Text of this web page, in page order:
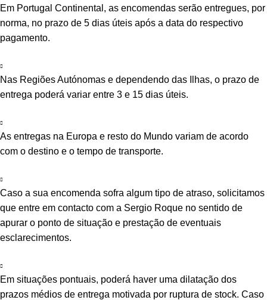
Em Portugal Continental, as encomendas serão entregues, por
norma, no prazo de 5 dias úteis após a data do respectivo
pagamento.
Nas Regiões Autónomas e dependendo das Ilhas, o prazo de
entrega poderá variar entre 3 e 15 dias úteis.
As entregas na Europa e resto do Mundo variam de acordo
com o destino e o tempo de transporte.
Caso a sua encomenda sofra algum tipo de atraso, solicitamos
que entre em contacto com a Sergio Roque no sentido de
apurar o ponto de situação e prestação de eventuais
esclarecimentos.
Em situações pontuais, poderá haver uma dilatação dos
prazos médios de entrega motivada por ruptura de stock. Caso